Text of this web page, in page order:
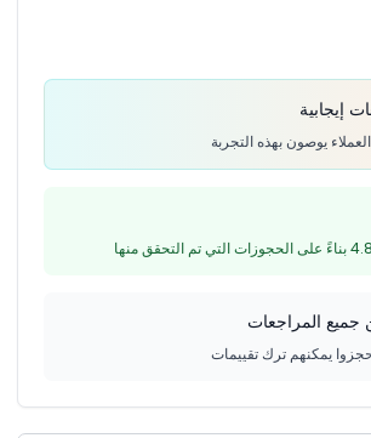
جميع المراجعات
يمكنهم ترك تقييمات